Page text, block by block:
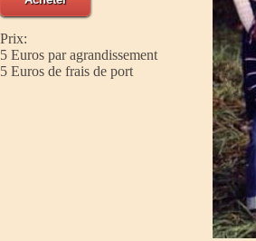
Prix:
5 Euros par agrandissement
5 Euros de frais de port